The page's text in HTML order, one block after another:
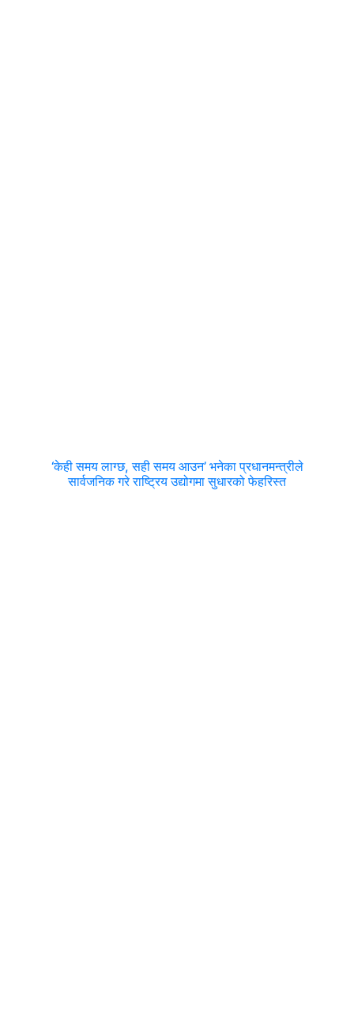
‘केही समय लाग्छ, सही समय आउन’ भनेका प्रधानमन्त्रीले
सार्वजनिक गरे राष्ट्रिय उद्योगमा सुधारको फेहरिस्त